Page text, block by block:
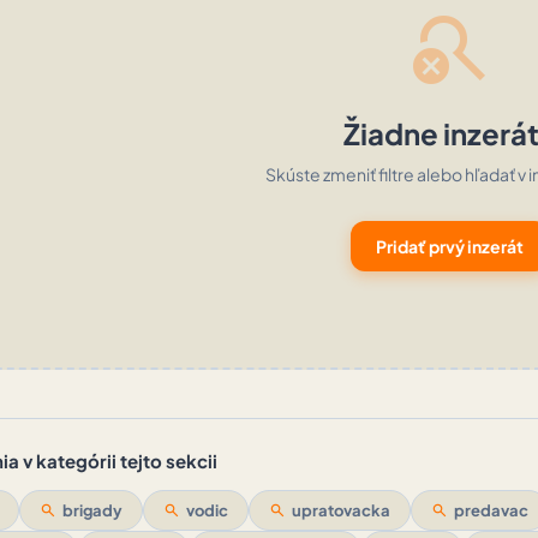
search_off
Žiadne
Skúste zmeniť filtre alebo hľadať v
Pridať prvý inzerát
v kategórii tejto sekcii
search brigady search vodic search upratovacka search predavac